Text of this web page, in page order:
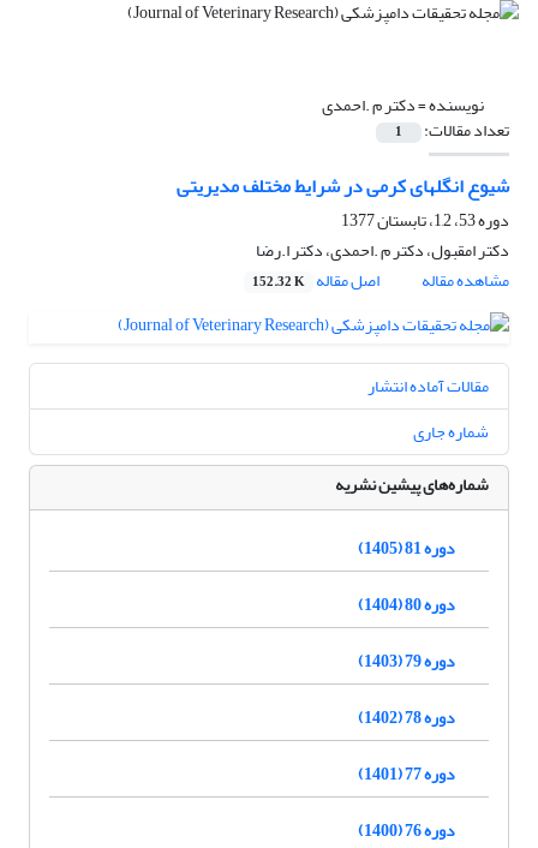
نویسنده =دکتر م .احمدی
تعداد مقالات: 1
شیوع انگلهای کرمی در شرایط مختلف مدیریتی
دوره 53، 1,2، تابستان 1377
دکتر امقبول، دکتر م .احمدی، دکتر ا.رضا
مشاهده مقاله
اصل مقاله 152.32 K
مقالات آماده انتشار
شماره جاری
شماره‌های پیشین نشریه
دوره 81 (1405)
دوره 80 (1404)
دوره 79 (1403)
دوره 78 (1402)
دوره 77 (1401)
دوره 76 (1400)